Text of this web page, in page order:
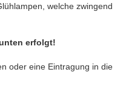
welche zwingend
erfolgt!
oder eine Eintragung in die